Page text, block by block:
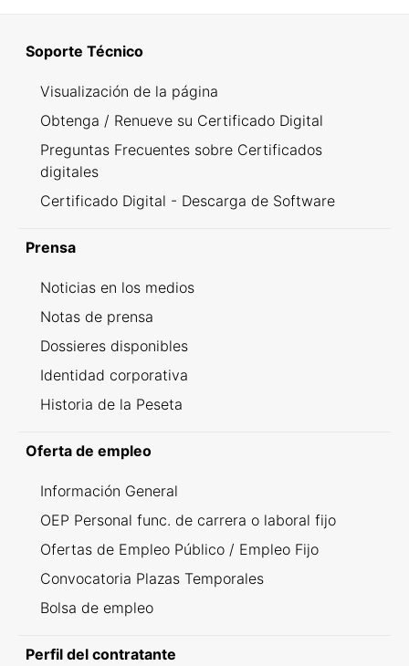
Soporte Técnico
Visualización de la página
Obtenga / Renueve su Certificado Digital
Preguntas Frecuentes sobre Certificados
digitales
Certificado Digital - Descarga de Software
Prensa
Noticias en los medios
Notas de prensa
Dossieres disponibles
Identidad corporativa
Historia de la Peseta
Oferta de empleo
Información General
OEP Personal func. de carrera o laboral fijo
Ofertas de Empleo Público / Empleo Fijo
Convocatoria Plazas Temporales
Bolsa de empleo
Perfil del contratante